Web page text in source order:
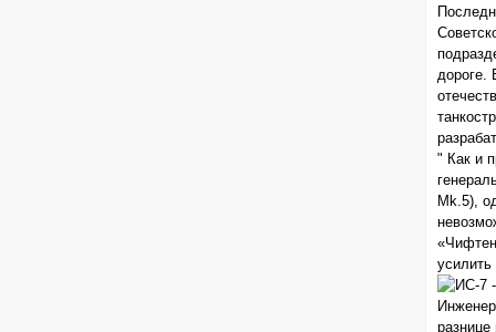
дороге.
" Как и
Mk.5),